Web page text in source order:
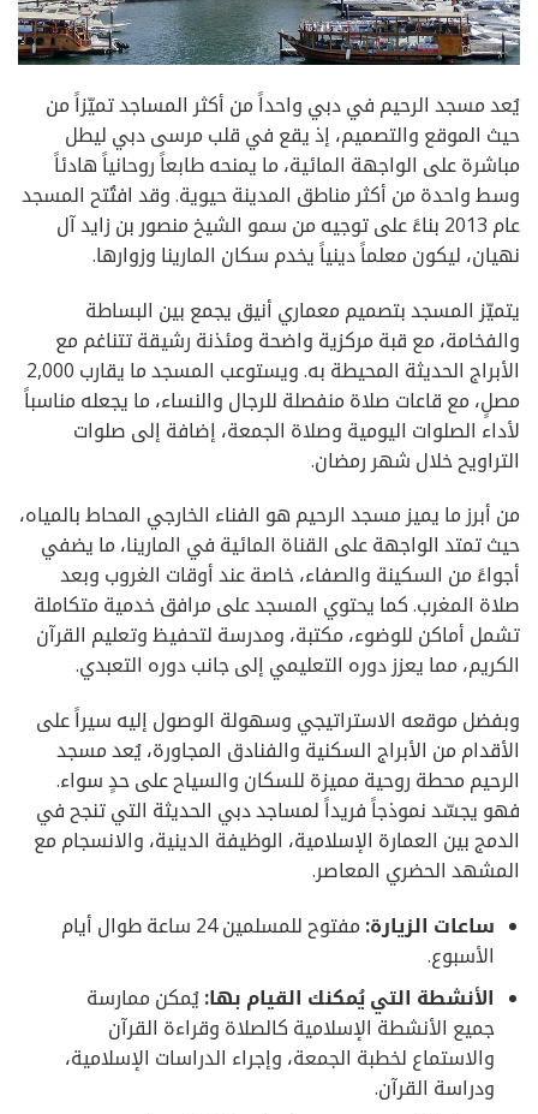
يُعد مسجد الرحيم في دبي واحداً من أكثر المساجد تميّزاً من
حيث الموقع والتصميم، إذ يقع في قلب مرسى دبي ليطل
مباشرة على الواجهة المائية، ما يمنحه طابعاً روحانياً هادئاً
وسط واحدة من أكثر مناطق المدينة حيوية. وقد افتُتح المسجد
عام 2013 بناءً على توجيه من سمو الشيخ منصور بن زايد آل
نهيان، ليكون معلماً دينياً يخدم سكان المارينا وزوارها.
يتميّز المسجد بتصميم معماري أنيق يجمع بين البساطة
والفخامة، مع قبة مركزية واضحة ومئذنة رشيقة تتناغم مع
الأبراج الحديثة المحيطة به. ويستوعب المسجد ما يقارب 2,000
مصلٍ، مع قاعات صلاة منفصلة للرجال والنساء، ما يجعله مناسباً
لأداء الصلوات اليومية وصلاة الجمعة، إضافة إلى صلوات
التراويح خلال شهر رمضان.
من أبرز ما يميز مسجد الرحيم هو الفناء الخارجي المحاط بالمياه،
حيث تمتد الواجهة على القناة المائية في المارينا، ما يضفي
أجواءً من السكينة والصفاء، خاصة عند أوقات الغروب وبعد
صلاة المغرب. كما يحتوي المسجد على مرافق خدمية متكاملة
تشمل أماكن للوضوء، مكتبة، ومدرسة لتحفيظ وتعليم القرآن
الكريم، مما يعزز دوره التعليمي إلى جانب دوره التعبدي.
وبفضل موقعه الاستراتيجي وسهولة الوصول إليه سيراً على
الأقدام من الأبراج السكنية والفنادق المجاورة، يُعد مسجد
الرحيم محطة روحية مميزة للسكان والسياح على حدٍ سواء.
فهو يجسّد نموذجاً فريداً لمساجد دبي الحديثة التي تنجح في
الدمج بين العمارة الإسلامية، الوظيفة الدينية، والانسجام مع
المشهد الحضري المعاصر.
ساعات الزيارة:
مفتوح للمسلمين 24 ساعة طوال أيام
الأسبوع.
الأنشطة التي يُمكنك القيام بها:يُمكن ممارسة
جميع الأنشطة الإسلامية كالصلاة وقراءة القرآن
والاستماع لخطبة الجمعة، وإجراء الدراسات الإسلامية،
ودراسة القرآن.